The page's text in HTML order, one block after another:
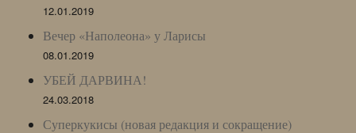
12.01.2019
Вечер «Наполеона» у Ларисы
08.01.2019
УБЕЙ ДАРВИНА!
24.03.2018
Суперкукисы (новая редакция и сокращение)